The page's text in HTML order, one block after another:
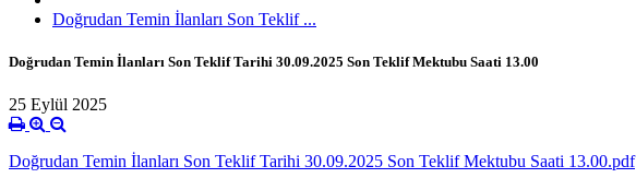
Doğrudan Temin İlanları Son Teklif ...
Doğrudan Temin İlanları Son Teklif Tarihi 30.09.2025 Son Teklif Mektubu Saati 13.00
25 Eylül 2025
Doğrudan Temin İlanları Son Teklif Tarihi 30.09.2025 Son Teklif Mektubu Saati 13.00.pdf